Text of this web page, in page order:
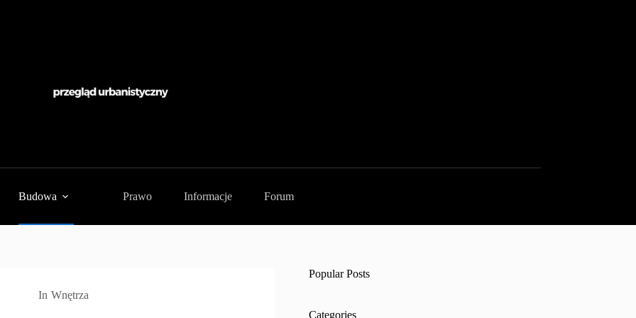
Budowa Prawo Informacje Forum
In Wnętrza
Popular Posts
Categories